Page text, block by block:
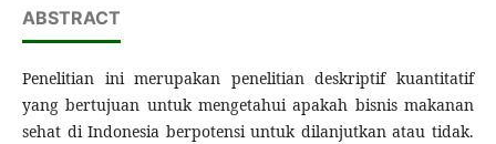
ABSTRACT
Penelitian ini merupakan penelitian deskriptif kuantitatif
yang bertujuan untuk mengetahui apakah bisnis makanan
sehat di Indonesia berpotensi untuk dilanjutkan atau tidak.